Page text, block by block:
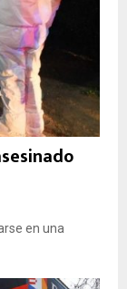
en una